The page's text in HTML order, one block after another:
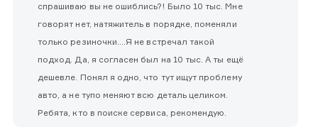
спрашиваю вы не ошиблись?! Было 10 тыс. Мне
говорят нет, натяжитель в порядке, поменяли
только резиночки....Я не встречал такой
подход. Да, я согласен был на 10 тыс. А ты ещё
дешевле. Понял я одно, что тут ищут проблему
авто, а не тупо меняют всю деталь целиком.
Ребята, кто в поиске сервиса, рекомендую.